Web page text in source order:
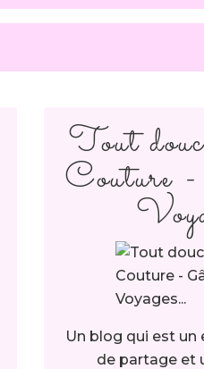
Tout
Couture
Un blog qui est un
de partage et